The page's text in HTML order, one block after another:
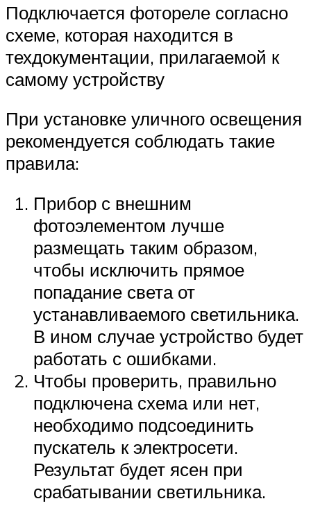
Подключается фотореле согласно
схеме, которая находится в
техдокументации, прилагаемой к
самому устройству
При установке уличного освещения
рекомендуется соблюдать такие
правила:
Прибор с внешним
фотоэлементом лучше
размещать таким образом,
чтобы исключить прямое
попадание света от
устанавливаемого светильника.
В ином случае устройство будет
работать с ошибками.
Чтобы проверить, правильно
подключена схема или нет,
необходимо подсоединить
пускатель к электросети.
Результат будет ясен при
срабатывании светильника.